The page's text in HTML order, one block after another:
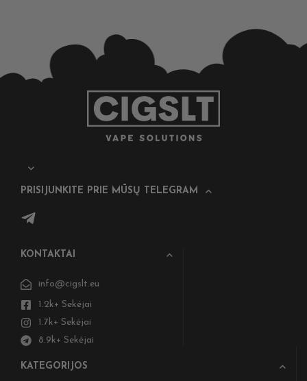
PRISIJUNKITE PRIE MŪSŲ TELEGRAM
KONTAKTAI
info@cigslt.eu
1.2k+ Sekėjai
1.7k+ Sekėjai
8.9k+ Sekėjai
KATEGORIJOS